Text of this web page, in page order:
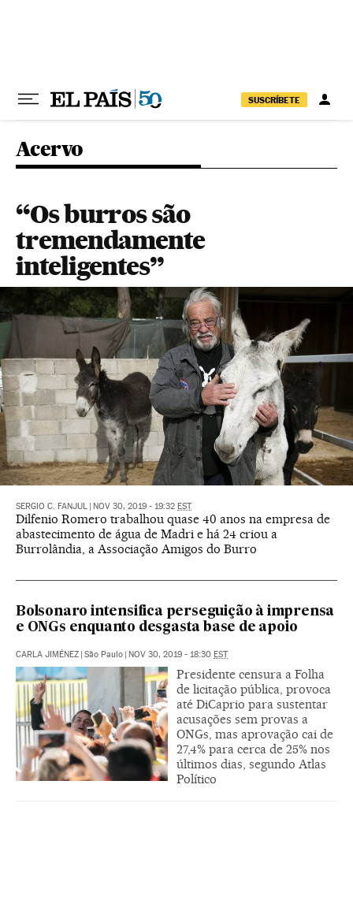
SUSCRÍBETE
Acervo
“Os burros são
tremendamente
inteligentes”
SERGIO C. FANJUL NOV 30, 2019 - 19:32 EST
Dilfenio Romero trabalhou quase 40 anos na empresa de
abastecimento de água de Madri e há 24 criou a
Burrolândia, a Associação Amigos do Burro
Bolsonaro intensifica perseguição à imprensa
e ONGs enquanto desgasta base de apoio
CARLA JIMÉNEZ São Paulo NOV 30, 2019 - 18:30 EST
Presidente censura a Folha
de licitação pública, provoca
até DiCaprio para sustentar
acusações sem provas a
ONGs, mas aprovação cai de
27,4% para cerca de 25% nos
últimos dias, segundo Atlas
Político